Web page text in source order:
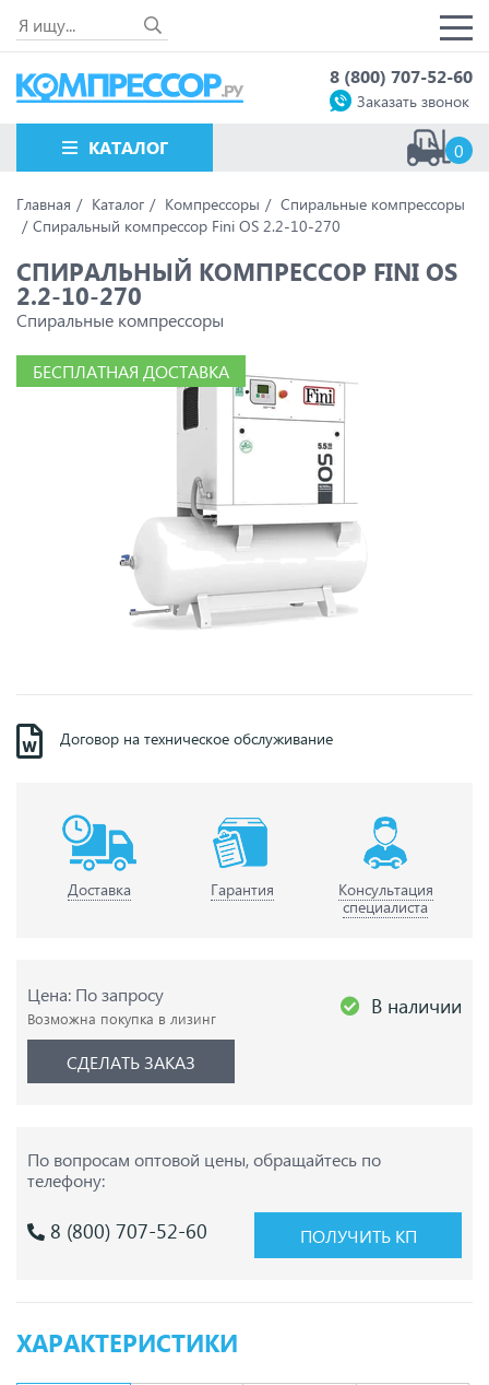
8 (800) 707-52-60
Заказать звонок
КАТАЛОГ 0
Главная Каталог Компрессоры
Спиральные компрессоры
Спиральный компрессор Fini OS 2.2-10-270
СПИРАЛЬНЫЙ КОМПРЕССОР FINI OS
2.2-10-270
Спиральные компрессоры
БЕСПЛАТНАЯ ДОСТАВКА
Договор на техническое обслуживание
Доставка Гарантия
Консультация
специалиста
Цена: По запросу
Возможна покупка в лизинг В наличии
СДЕЛАТЬ ЗАКАЗ
По вопросам оптовой цены,обращайтесь по
телефону:
8 (800) 707-52-60 ПОЛУЧИТЬ КП
ХАРАКТЕРИСТИКИ